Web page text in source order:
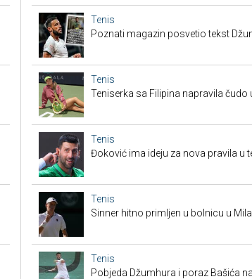
Tenis
Poznati magazin posvetio tekst
Tenis
Teniserka sa Filipina napravila čudo
Tenis
Đoković ima ideju za nova pravila u
Tenis
Sinner hitno primljen u bolnicu u
Tenis
Pobjeda Džumhura i poraz Bašića